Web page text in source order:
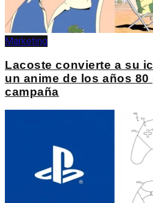
Marketing
Lacoste convierte a su
un anime de los años
campaña